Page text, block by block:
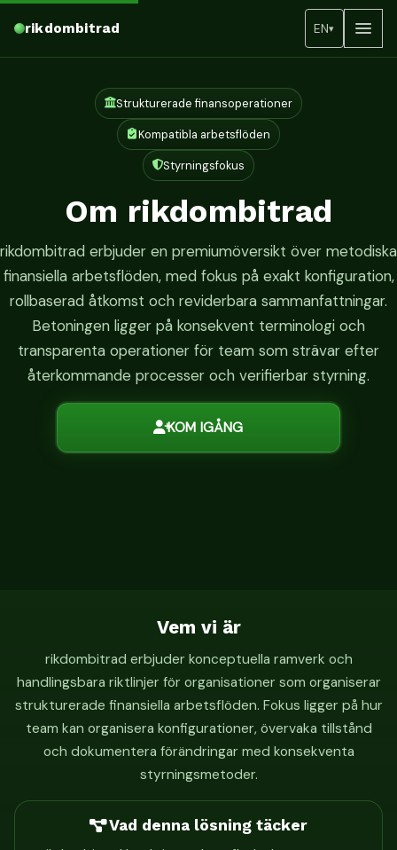
rikdombitrad EN▾
Strukturerade finansoperationer
Kompatibla arbetsflöden
Styrningsfokus
Om rikdombitrad
rikdombitrad erbjuder en premiumöversikt över metodiska
finansiella arbetsflöden, med fokus på exakt konfiguration,
rollbaserad åtkomst och reviderbara sammanfattningar.
Betoningen ligger på konsekvent terminologi och
transparenta operationer för team som strävar efter
återkommande processer och verifierbar styrning.
KOM IGÅNG
Vem vi är
rikdombitrad erbjuder konceptuella ramverk och
handlingsbara riktlinjer för organisationer som organiserar
strukturerade finansiella arbetsflöden. Fokus ligger på hur
team kan organisera konfigurationer, övervaka tillstånd
och dokumentera förändringar med konsekventa
styrningsmetoder.
Vad denna lösning täcker